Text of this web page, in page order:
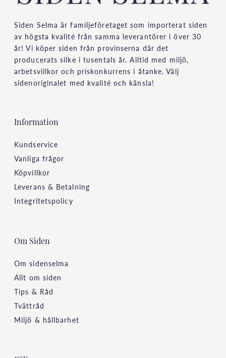
Siden Selma är familjeföretaget som importerat siden
av högsta kvalité från samma leverantörer i över 30
år! Vi köper siden från provinserna där det
producerats silke i tusentals år. Alltid med miljö,
arbetsvillkor och priskonkurrens i åtanke. Välj
sidenoriginalet med kvalité och känsla!
Information
Kundservice
Vanliga frågor
Köpvillkor
Leverans & Betalning
Integritetspolicy
Om Siden
Om sidenselma
Allt om siden
Tips & Råd
Tvättråd
Miljö & hållbarhet